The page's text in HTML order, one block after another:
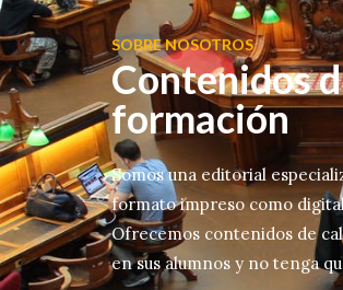
SOBRE NOSOTROS
Contenidos
formación
Somos una editorial
formato impreso como
Ofrecemos contenidos de
en sus alumnos y no tenga